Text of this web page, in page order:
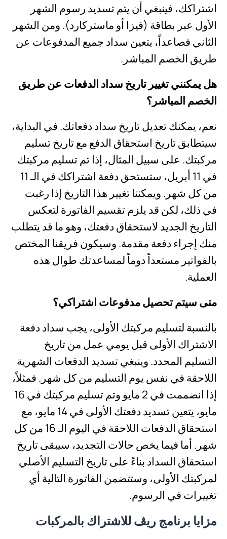
اشتراكك، فينبغي أن يتم تسديد رسوم الشهر
الأول عبر بطاقة (فيزا أو ماستركارد). ومن الشهر
الثاني فصاعداً، يتعين سداد جميع المدفوعات عن
طريق الخصم المباشر.
هل يمكنني تغيير تاريخ سداد الدفعات عن طريق
الخصم المباشر؟
نعم، يمكنك تعديل تاريخ سداد دفعاتك. في البداية،
سيتطابق تاريخ استحقاق الدفع مع تاريخ تسليم
مركبتك. على سبيل المثال، إذا تم تسليم مركبتك
في 11 أبريل، ستستحق دفعة اشتراكك في الـ 11
من كل شهر. ويمكننا تغيير هذا التاريخ إذا رغبت
في ذلك، لكن قد يلزم تقسيم الفاتورة لتعكس
التاريخ الجديد لاستحقاق دفعتك، وهو ما قد يتطلب
منك إجراء دفعة مقدمة. وسيكون فريقنا المختص
بالفواتير مستعداً دوماً لمساعدتك طوال هذه
العملية.
متى سيتم تحصيل مدفوعات اشتراكي؟
بالنسبة لتسليم مركبتك الأولى، يجب سداد دفعة
الاشتراك الأولى قبل يومي عمل من تاريخ
التسليم المحدد. وينبغي تسديد الدفعات الشهرية
اللاحقة في نفس يوم التسليم من كل شهر. فمثلاً،
إذا انضممت في 2 مايو وتم تسليم مركبتك في 16
مايو، يتعين تسديد دفعتك الأولى في 14 مايو، مع
استحقاق الدفعات اللاحقة في اليوم الـ 16 من كل
شهر. أما فيما يخص حالات التجديد، سيبقى تاريخ
استحقاق السداد بناءً على تاريخ التسليم الأصلي
لمركبتك الأولى، وستتضمن الفاتورة التالية أي
تغييرات في الرسوم.
مزايا برنامج ريڤ للاشتراك بالمركبات